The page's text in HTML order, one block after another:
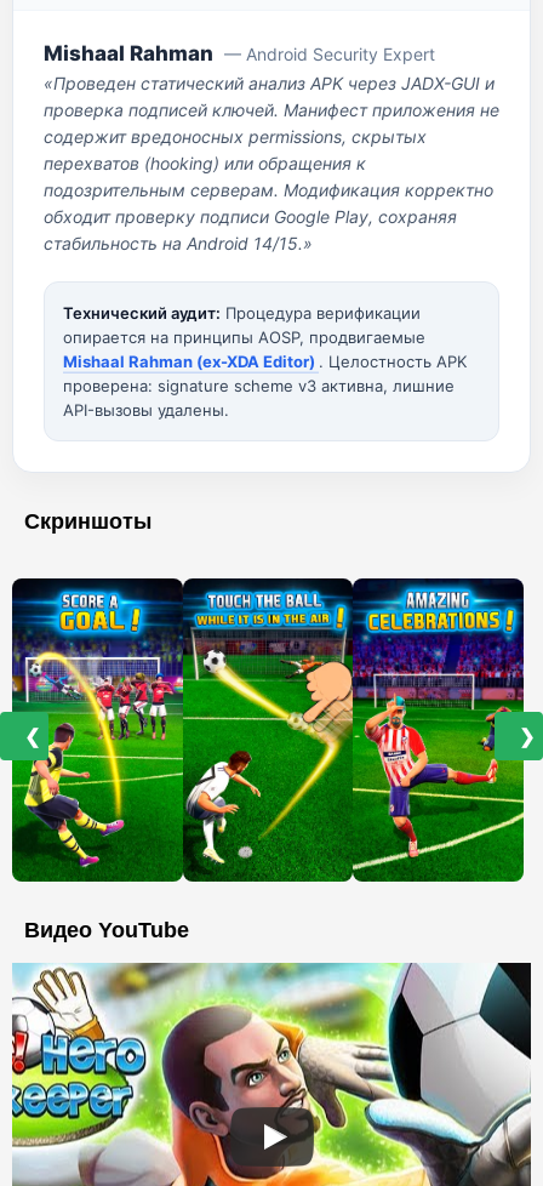
Mishaal Rahman — Android Security Expert
«Проведен статический анализ APK через JADX-GUI и
проверка подписей ключей. Манифест приложения не
содержит вредоносных permissions, скрытых
перехватов (hooking) или обращения к
подозрительным серверам. Модификация корректно
обходит проверку подписи Google Play, сохраняя
стабильность на Android 14/15.»
Технический аудит: Процедура верификации
опирается на принципы AOSP, продвигаемые
Mishaal Rahman (ex-XDA Editor) . Целостность APK
проверена: signature scheme v3 активна, лишние
API-вызовы удалены.
Скриншоты
❮ ❯
Видео YouTube